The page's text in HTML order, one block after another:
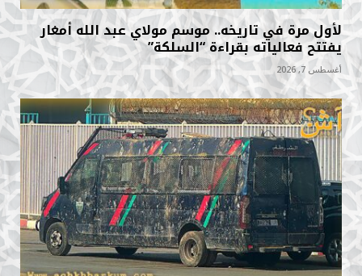
لأول مرة في تاريخه.. موسم مولاي عبد الله أمغار
يفتتح فعالياته بقراءة “السلكة”
أغسطس 7, 2026